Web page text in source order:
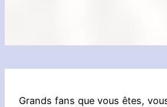
Grands fans que vous êtes,